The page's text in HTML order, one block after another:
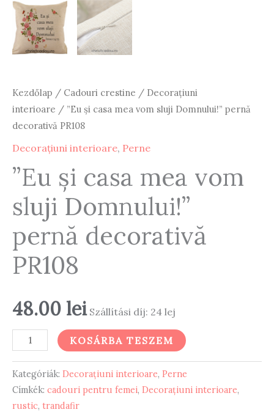
Kezdőlap / Cadouri crestine / Decorațiuni
interioare / ”Eu și casa mea vom sluji Domnului!” pernă
decorativă PR108
Decorațiuni interioare, Perne
”Eu și casa mea vom
sluji Domnului!”
pernă decorativă
PR108
48.00 lei Szállítási díj: 24 lej
și
casa
mea
vom
KOSÁRBA TESZEM
Kategóriák: Decorațiuni interioare, Perne
Címkék: cadouri pentru femei, Decorațiuni interioare,
rustic, trandafir